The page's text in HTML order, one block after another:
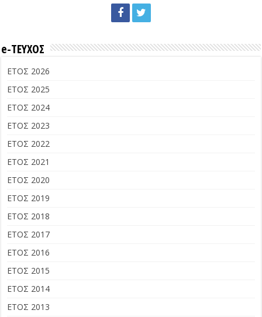
e-ΤΕΥΧΟΣ
ΕΤΟΣ 2026
ΕΤΟΣ 2025
ΕΤΟΣ 2024
ΕΤΟΣ 2023
ΕΤΟΣ 2022
ΕΤΟΣ 2021
ΕΤΟΣ 2020
ΕΤΟΣ 2019
ΕΤΟΣ 2018
ΕΤΟΣ 2017
ΕΤΟΣ 2016
ΕΤΟΣ 2015
ΕΤΟΣ 2014
ΕΤΟΣ 2013